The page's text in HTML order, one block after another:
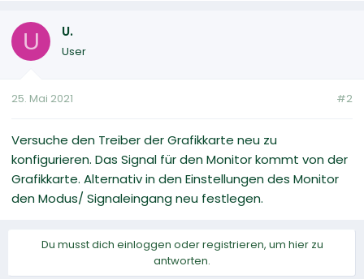
U U.
User
25. Mai 2021 #2
Versuche den Treiber der Grafikkarte neu zu
konfigurieren. Das Signal für den Monitor kommt von der
Grafikkarte. Alternativ in den Einstellungen des Monitor
den Modus/ Signaleingang neu festlegen.
Du musst dich einloggen oder registrieren, um hier zu
antworten.